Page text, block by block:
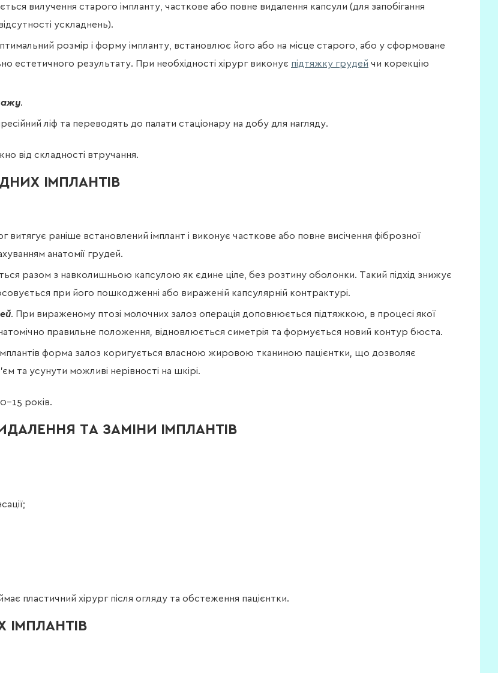
вилучення старого імпланту, часткове або повне видалення капсули (для запобігання
ускладнень).
розмір і форму імпланту, встановлює його або на місце старого, або у сформоване
естетичного результату. При необхідності хірург виконує підтяжку грудей чи корекцію
.
ліф та переводять до палати стаціонару на добу для нагляду.
від складності втручання.
ІМПЛАНТІВ
витягує раніше встановлений імплант і виконує часткове або повне висічення фіброзної
анатомії грудей.
разом з навколишньою капсулою як єдине ціле, без розтину оболонки. Такий підхід знижує
при його пошкодженні або вираженій капсулярній контрактурі.
. При вираженому птозі молочних залоз операція доповнюється підтяжкою, в процесі якої
правильне положення, відновлюється симетрія та формується новий контур бюста.
форма залоз коригується власною жировою тканиною пацієнтки, що дозволяє
усунути можливі нерівності на шкірі.
років.
ТА ЗАМІНИ ІМПЛАНТІВ
пластичний хірург після огляду та обстеження пацієнтки.
ІМПЛАНТІВ